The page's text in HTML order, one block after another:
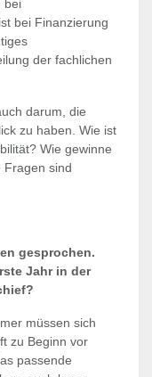
bei
bei Finanzierung
der fachlichen
darum, die
zu haben. Wie ist
Wie gewinne
Fragen sind
gesprochen.
Jahr in der
müssen sich
zu Beginn vor
passende